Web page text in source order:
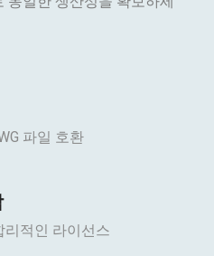
파일 호환
리적인 라이선스